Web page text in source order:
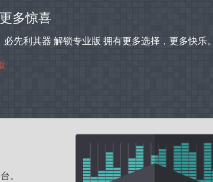
多惊喜
先利其器 解锁专业版 拥有更多选择，更多快乐。
。